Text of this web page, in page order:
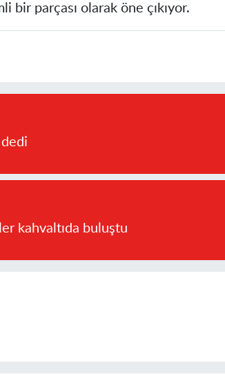
bir parçası olarak öne çıkıyor.
kahvaltıda buluştu